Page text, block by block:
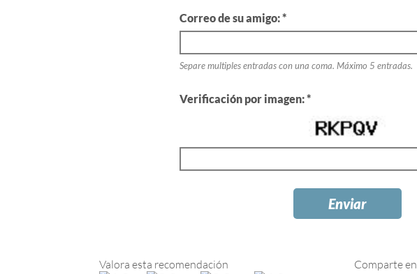
Correo de su amigo: *
Separe multiples entradas con una coma. Máximo 5 entradas.
Verificación por imagen: *
Valora esta recomendación Comparte en